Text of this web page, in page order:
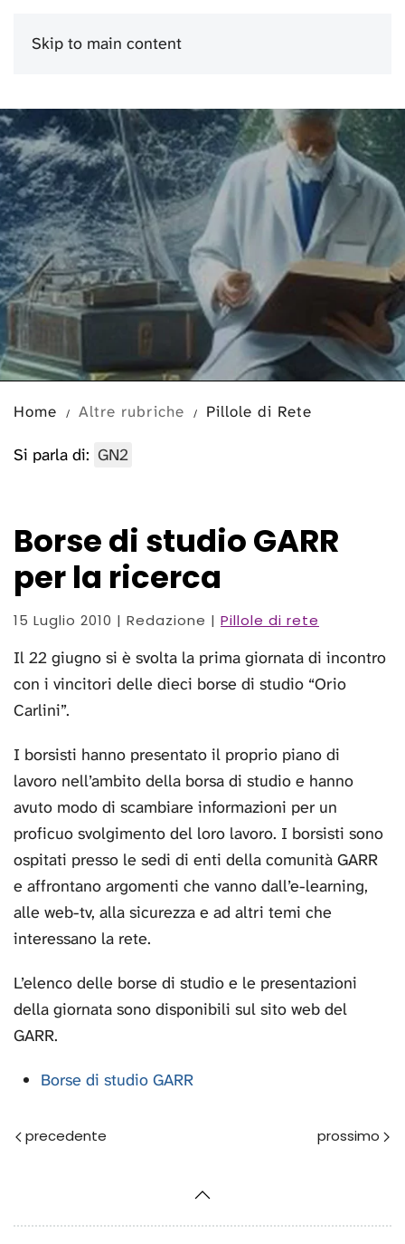
Skip to main content
Home Altre rubriche Pillole di Rete
Si parla di: GN2
Borse di studio GARR
per la ricerca
15 Luglio 2010 | Redazione | Pillole di rete
Il 22 giugno si è svolta la prima giornata di incontro
con i vincitori delle dieci borse di studio “Orio
Carlini”.
I borsisti hanno presentato il proprio piano di
lavoro nell’ambito della borsa di studio e hanno
avuto modo di scambiare informazioni per un
proficuo svolgimento del loro lavoro. I borsisti sono
ospitati presso le sedi di enti della comunità GARR
e affrontano argomenti che vanno dall’e-learning,
alle web-tv, alla sicurezza e ad altri temi che
interessano la rete.
L’elenco delle borse di studio e le presentazioni
della giornata sono disponibili sul sito web del
GARR.
Borse di studio GARR